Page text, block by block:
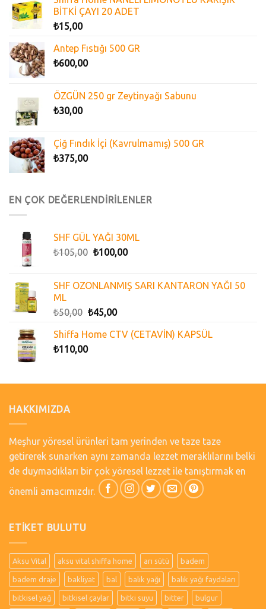
BİTKİ ÇAYI 20 ADET
₺15,00
Antep Fıstığı 500 GR
₺600,00
ÖZGÜN 250 gr Zeytinyağı Sabunu
₺30,00
Çiğ Fındık İçi (Kavrulmamış) 500 GR
₺375,00
EN ÇOK DEĞERLENDİRİLENLER
SHF GÜL YAĞI 30ML
₺105,00 ₺100,00
SHF OZONLANMIŞ SARI KANTARON YAĞI 50
ML
₺50,00 ₺45,00
Shiffa Home CTV (CETAVİN) KAPSÜL
₺110,00
HAKKIMIZDA
Meşhur yöresel ürünleri tam yerinden ve taze taze
getirerek sunarken aynı zamanda lezzet meraklılarını belki
de duymadıkları bir çok yöresel lezzet ile tanıştırmak en
önemli amacımızdır.
ETIKET BULUTU
Aksu Vital aksu vital shiffa home arı sütü badem
badem draje bakliyat bal balık yağı balık yağı faydaları
bitkisel yağ bitkisel çaylar bitki suyu bitter bulgur